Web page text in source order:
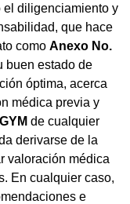
el diligenciamiento y
que hace
como Anexo No.
buen estado de
óptima, acerca
médica previa y
de cualquier
derivarse de la
valoración médica
En cualquier caso,
e